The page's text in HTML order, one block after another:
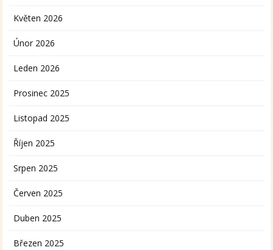
Květen 2026
Únor 2026
Leden 2026
Prosinec 2025
Listopad 2025
Říjen 2025
Srpen 2025
Červen 2025
Duben 2025
Březen 2025